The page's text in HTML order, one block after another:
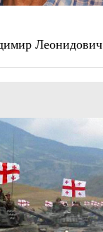
Леонидович